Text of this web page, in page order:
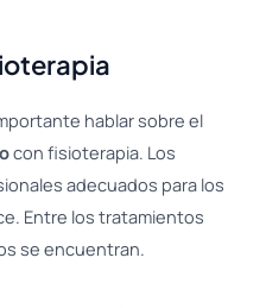
hablar sobre el
con fisioterapia. Los
adecuados para los
Entre los tratamientos
se encuentran.